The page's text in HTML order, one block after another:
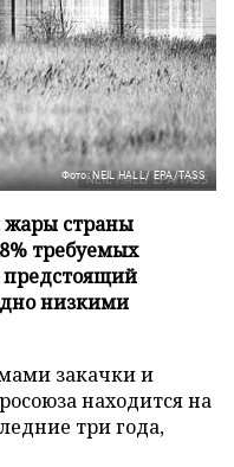
Фото: NEIL HALL/ EPA/TASS
жары страны
требуемых
предстоящий
низкими
закачки и
находится на
три года,